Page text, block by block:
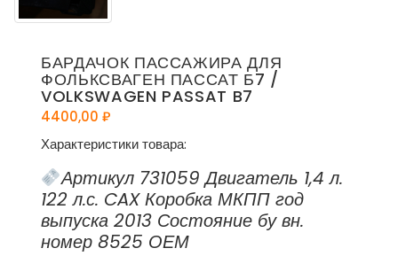
БАРДАЧОК ПАССАЖИРА ДЛЯ
ФОЛЬКСВАГЕН ПАССАТ Б7 /
VOLKSWAGEN PASSAT B7
4400,00 ₽
Характеристики товара:
Артикул 731059 Двигатель 1,4 л.
122 л.с. CAX Коробка МКПП год
выпуска 2013 Состояние бу вн.
номер 8525 ОЕМ